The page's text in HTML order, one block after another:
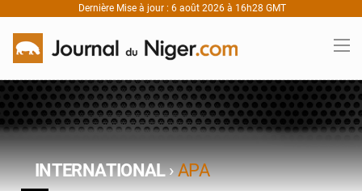
Dernière Mise à jour : 6 août 2026 à 16h28 GMT
INTERNATIONAL›APA